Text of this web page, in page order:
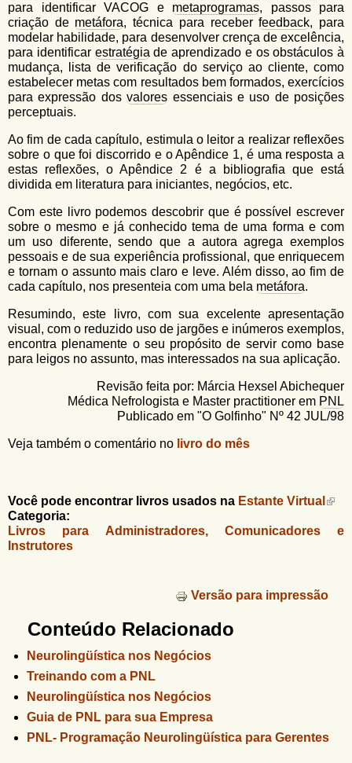
para identificar VACOG e metaprogramas, passos para
criação de metáfora, técnica para receberfeedback, para
modelar habilidade, para desenvolver crença de excelência,
para identificar estratégiade aprendizado e os obstáculos à
mudança, lista de verificação do serviço ao cliente, como
estabelecer metas com resultados bem formados, exercícios
para expressão dosvalores essenciais e uso de posições
perceptuais.
Ao fim de cada capítulo, estimula o leitor a realizar reflexões
sobre o que foi discorrido e o Apêndice 1, é uma resposta a
estas reflexões, o Apêndice 2 é a bibliografia que está
dividida em literatura para iniciantes, negócios, etc.
Com este livro podemos descobrir que é possível escrever
sobre o mesmo e já conhecido tema de uma forma e com
um uso diferente, sendo que a autora agrega exemplos
pessoais e de sua experiência profissional, que enriquecem
e tornam o assunto mais claro e leve. Além disso, ao fim de
cada capítulo, nos presenteia com uma bela metáfora.
Resumindo, este livro, com sua excelente apresentação
visual, com o reduzido uso de jargões e inúmeros exemplos,
encontra plenamente o seu propósito de servir como base
para leigos no assunto, mas interessados na sua aplicação.
Revisão feita por: Márcia Hexsel Abichequer
Médica Nefrologista e Master practitioner em PNL
Publicado em "O Golfinho" Nº 42 JUL/98
Veja também o comentário no livro do mês
Você pode encontrar livros usados na Estante Virtual
Categoria:
Livros para Administradores, Comunicadores e
Instrutores
Versão para impressão
Conteúdo Relacionado
Neurolingüística nos Negócios
Treinando com a PNL
Neurolingüística nos Negócios
Guia de PNL para sua Empresa
PNL- Programação Neurolingüística para Gerentes